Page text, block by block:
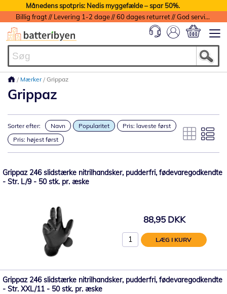
Månedens spotpris: Nedis myggefælde – spar 50%.
Billig fragt // Levering 1-2 dage // 60 dages returret // God service med garanti
Mærker Grippaz
Grippaz
Sorter efter: Navn Popularitet
Pris: laveste først
Pris: højest først
Grippaz 246 slidstærke nitrilhandsker, pudderfri, fødevaregodkendte
- Str. L/9 - 50 stk. pr. æske
88,95 DKK
LÆG I KURV
Grippaz 246 slidstærke nitrilhandsker, pudderfri, fødevaregodkendte
- Str. XXL/11 - 50 stk. pr. æske